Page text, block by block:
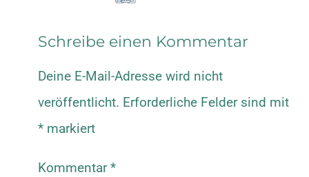
Schreibe einen Kommentar
Deine E-Mail-Adresse wird nicht
veröffentlicht. Erforderliche Felder sind mit
* markiert
Kommentar*